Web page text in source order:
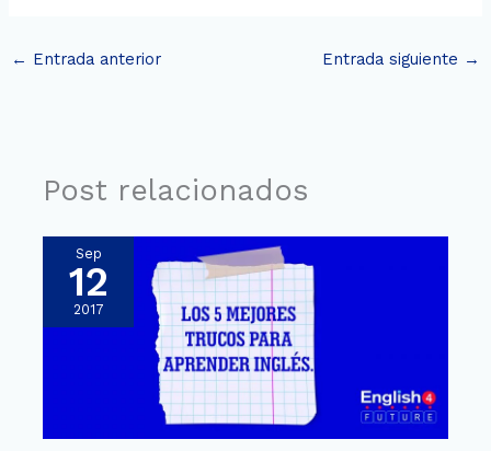
← Entrada anterior Entrada siguiente →
Post relacionados
Sep
12
2017